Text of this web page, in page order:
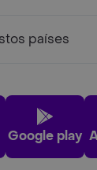
países
Google play